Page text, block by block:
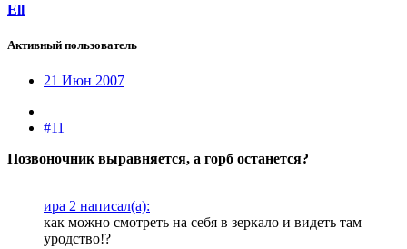
Ell
Активный пользователь
21 Июн 2007
#11
Позвоночник выравняется, а горб останется?
ира 2 написал(а):
как можно смотреть на себя в зеркало и видеть там
уродство!?